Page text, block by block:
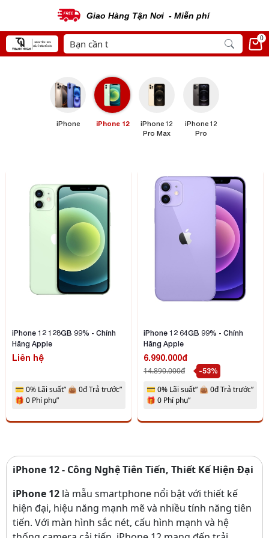
Giao Hàng Tận Nơi - Miễn phí
0
iPhone iPhone 12
iPhone 12
Pro Max
iPhone 12
Pro
iPhone 12 128GB 99% - Chính
Hãng Apple
Liên hệ
💳 0% Lãi suất” 👜 0đ Trả trước”
🎁 0 Phí phụ”
iPhone 12 64GB 99% - Chính
Hãng Apple
6.990.000đ
14.890.000đ
-53%
💳 0% Lãi suất” 👜 0đ Trả trước”
🎁 0 Phí phụ”
iPhone 12 - Công Nghệ Tiên Tiến, Thiết Kế Hiện Đại
iPhone 12 là mẫu smartphone nổi bật với thiết kế
hiện đại, hiệu năng mạnh mẽ và nhiều tính năng tiên
tiến. Với màn hình sắc nét, cấu hình mạnh và hệ